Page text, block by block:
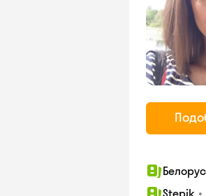
Stepik